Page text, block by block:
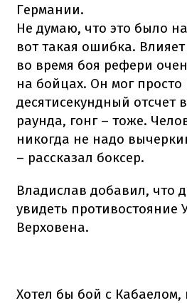
Германии.
Не думаю, что это было
вот такая ошибка.
во время боя рефери
на бойцах. Он мог
десятисекундный отсчет
раунда, гонг – тоже.
никогда не надо
– рассказал боксер.
Владислав добавил, что
увидеть противостояние
Верховена.
Хотел бы бой с Кабаелом,